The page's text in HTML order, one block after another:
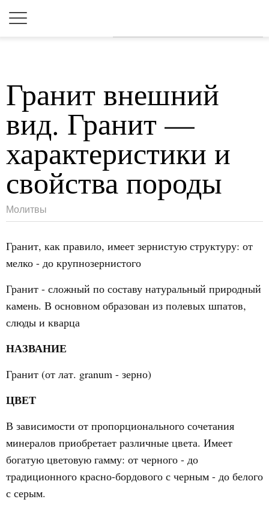
Гранит внешний
вид. Гранит —
характеристики и
свойства породы
Молитвы
Гранит, как правило, имеет зернистую структуру: от
мелко - до крупнозернистого
Гранит - сложный по составу натуральный природный
камень. В основном образован из полевых шпатов,
слюды и кварца
НАЗВАНИЕ
Гранит (от лат. granum - зерно)
ЦВЕТ
В зависимости от пропорционального сочетания
минералов приобретает различные цвета. Имеет
богатую цветовую гамму: от черного - до
традиционного красно-бордового с черным - до белого
с серым.